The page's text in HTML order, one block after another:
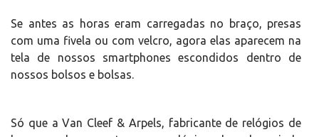
Se antes as horas eram carregadas no braço, presas
com uma fivela ou com velcro, agora elas aparecem na
tela de nossos smartphones escondidos dentro de
nossos bolsos e bolsas.
Só que a Van Cleef & Arpels, fabricante de relógios de